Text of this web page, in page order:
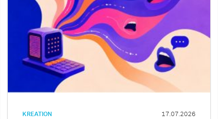
KREATION 17.07.2026